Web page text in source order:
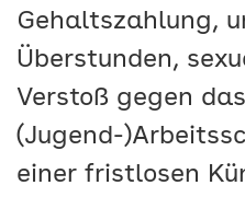
Gehaltszahlung,
Überstunden,
Verstoß gegen das
(Jugend-
einer fristlosen